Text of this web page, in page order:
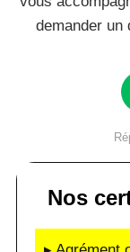
demander un
Nos